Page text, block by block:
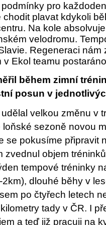
pro
plavat kdykoli
Na kole
velodromu.
Regeneraci
v Ekol teamu
během zimní
posun v
velkou změnu v
sezoně novou
se pokusíme připravit
zvednul objem
tempové tréninky
dlouhé běhy v
po čtyřech letech
tady v ČR. I
a teď již pracuji na